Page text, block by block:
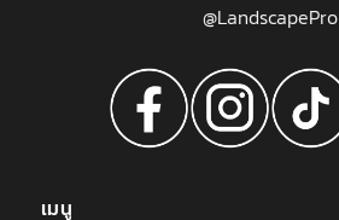
@LandscapePro
เมนู